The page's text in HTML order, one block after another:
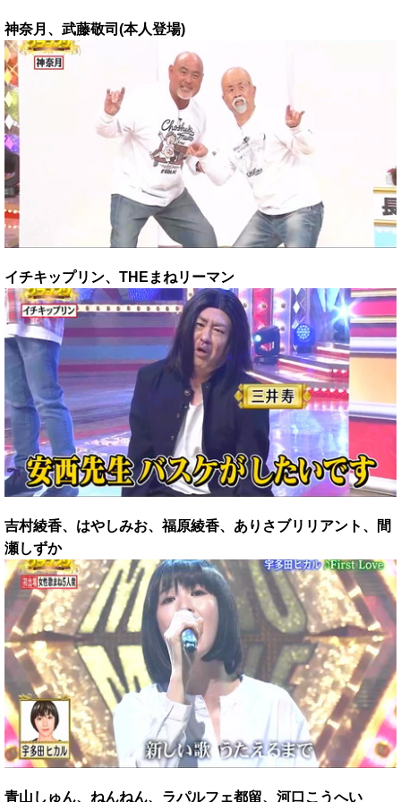
神奈月、武藤敬司(本人登場)
イチキップリン、THEまねリーマン
吉村綾香、はやしみお、福原綾香、ありさブリリアント、間
瀬しずか
青山しゅん、ねんねん、ラパルフェ都留、河口こうへい